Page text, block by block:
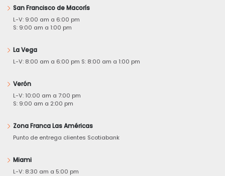
San Francisco de Macorís
L-V: 9:00 am a 6:00 pm
S: 9:00 am a 1:00 pm
La Vega
L-V: 8:00 am a 6:00 pm S: 8:00 am a 1:00 pm
Verón
L-V: 10:00 am a 7:00 pm
S: 9:00 am a 2:00 pm
Zona Franca Las Américas
Punto de entrega clientes Scotiabank
Miami
L-V: 8:30 am a 5:00 pm